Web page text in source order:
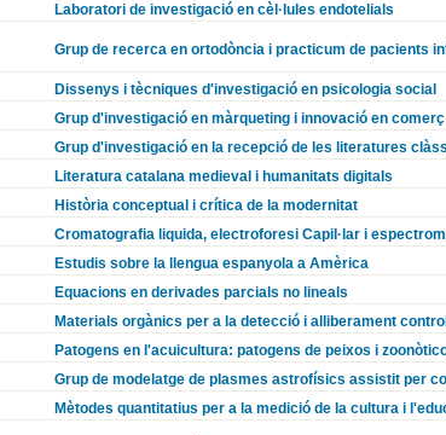
Laboratori de investigació en cèl·lules endotelials
Grup de recerca en ortodòncia i practicum de pacients
Dissenys i tècniques d'investigació en psicologia social
Grup d'investigació en màrqueting i innovació en
Grup d'investigació en la recepció de les literatures
Literatura catalana medieval i humanitats digitals
Història conceptual i crítica de la modernitat
Cromatografia liquida, electroforesi Capil·lar i
Estudis sobre la llengua espanyola a Amèrica
Equacions en derivades parcials no lineals
Materials orgànics per a la detecció i alliberament
Patogens en l'acuicultura: patogens de peixos i
Grup de modelatge de plasmes astrofísics assistit per
Mètodes quantitatius per a la medició de la cultura i